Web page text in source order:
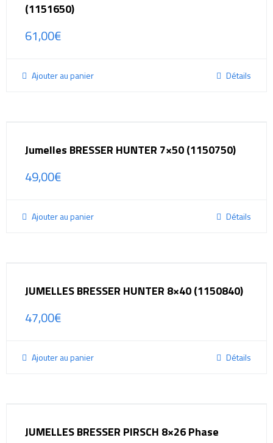
(1151650)
61,00€
Ajouter au panier Détails
Jumelles BRESSER HUNTER 7×50 (1150750)
49,00€
Ajouter au panier Détails
JUMELLES BRESSER HUNTER 8×40 (1150840)
47,00€
Ajouter au panier Détails
JUMELLES BRESSER PIRSCH 8×26 Phase